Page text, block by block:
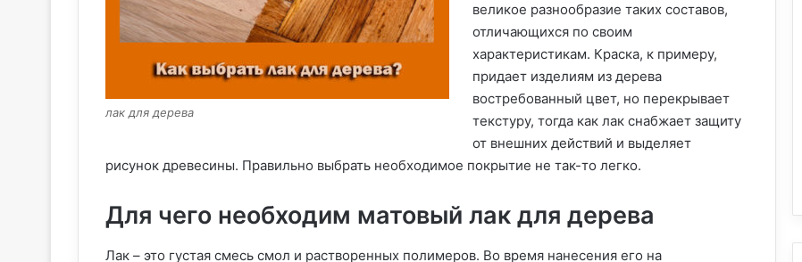
лак для дерева
великое разнообразие таких составов,
отличающихся по своим
характеристикам. Краска, к примеру,
придает изделиям из дерева
востребованный цвет, но перекрывает
текстуру, тогда как лак снабжает защиту
от внешних действий и выделяет
рисунок древесины. Правильно выбрать необходимое покрытие не так-то легко.
Для чего необходим матовый лак для дерева
Лак – это густая смесь смол и растворенных полимеров. Во время нанесения его на